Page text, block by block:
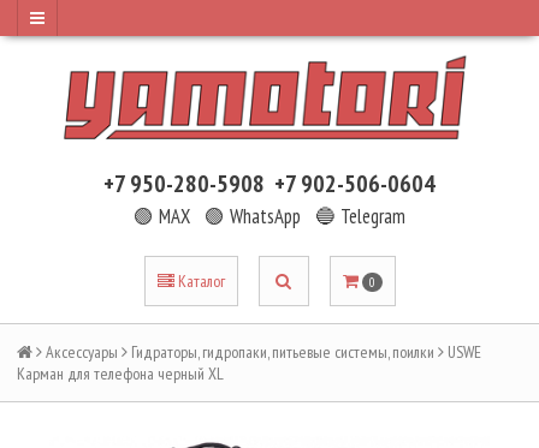
+7 950-280-5908 +7 902-506-0604
🟢 MAX 🟢 WhatsApp 🔵 Telegram
Каталог 0
Аксессуары Гидраторы, гидропаки, питьевые системы, поилки
USWE
Карман для телефона черный XL